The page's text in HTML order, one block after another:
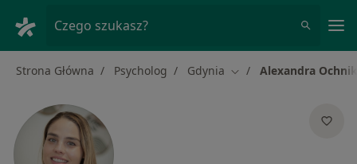
Czego szukasz?
Strona Główna Psycholog Gdynia Zmień miasto
Alexandra Ochnik